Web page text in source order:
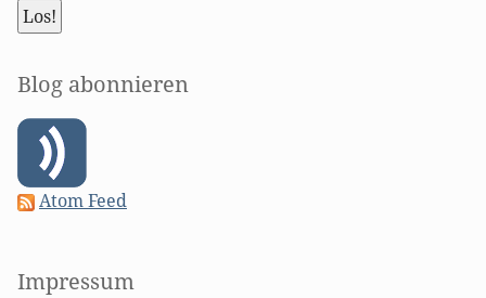
Blog abonnieren
Atom Feed
Impressum